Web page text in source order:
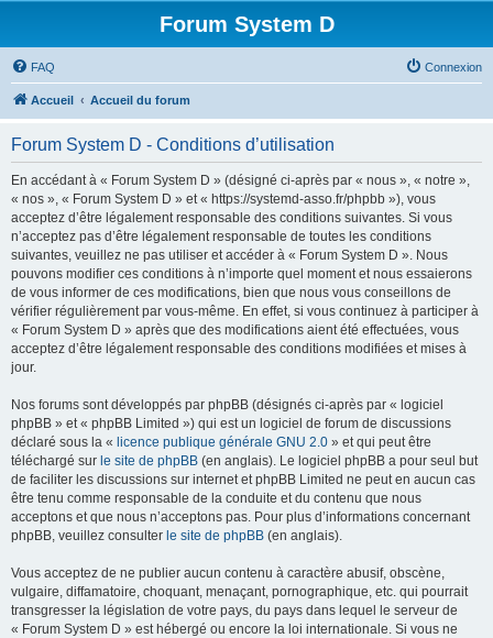
Forum System D
FAQ Connexion
Accueil Accueil du forum
Forum System D - Conditions d’utilisation
En accédant à « Forum System D » (désigné ci-après par « nous », « notre »,
« nos », « Forum System D » et « https://systemd-asso.fr/phpbb »), vous
acceptez d’être légalement responsable des conditions suivantes. Si vous
n’acceptez pas d’être légalement responsable de toutes les conditions
suivantes, veuillez ne pas utiliser et accéder à « Forum System D ». Nous
pouvons modifier ces conditions à n’importe quel moment et nous essaierons
de vous informer de ces modifications, bien que nous vous conseillons de
vérifier régulièrement par vous-même. En effet, si vous continuez à participer à
« Forum System D » après que des modifications aient été effectuées, vous
acceptez d’être légalement responsable des conditions modifiées et mises à
jour.
Nos forums sont développés par phpBB (désignés ci-après par « logiciel
phpBB » et « phpBB Limited ») qui est un logiciel de forum de discussions
déclaré sous la « licence publique générale GNU 2.0 » et qui peut être
téléchargé sur le site de phpBB (en anglais). Le logiciel phpBB a pour seul but
de faciliter les discussions sur internet et phpBB Limited ne peut en aucun cas
être tenu comme responsable de la conduite et du contenu que nous
acceptons et que nous n’acceptons pas. Pour plus d’informations concernant
phpBB, veuillez consulter le site de phpBB (en anglais).
Vous acceptez de ne publier aucun contenu à caractère abusif, obscène,
vulgaire, diffamatoire, choquant, menaçant, pornographique, etc. qui pourrait
transgresser la législation de votre pays, du pays dans lequel le serveur de
« Forum System D » est hébergé ou encore la loi internationale. Si vous ne